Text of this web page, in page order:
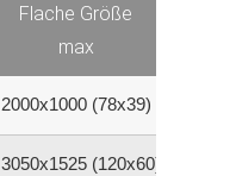
Flache Größe
max
2000x1000 (78x39)
3050x1525 (120x60)